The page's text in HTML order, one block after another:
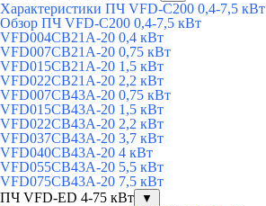
Характеристики ПЧ VFD-C200 0,4-7,5 кВт
Обзор ПЧ VFD-C200 0,4-7,5 кВт
VFD004CB21A-20 0,4 кВт
VFD007CB21A-20 0,75 кВт
VFD015CB21A-20 1,5 кВт
VFD022CB21A-20 2,2 кВт
VFD007CB43A-20 0,75 кВт
VFD015CB43A-20 1,5 кВт
VFD022CB43A-20 2,2 кВт
VFD037CB43A-20 3,7 кВт
VFD040CB43A-20 4 кВт
VFD055CB43A-20 5,5 кВт
VFD075CB43A-20 7,5 кВт
ПЧ VFD-ED 4-75 кВт
▼